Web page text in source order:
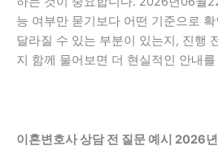
능 여부만 묻기보다 어떤 기준으로
달라질 수 있는 부분이 있는지, 진행
지 함께 물어보면 더 현실적인 안내
이혼변호사 상담 전 질문 예시 2026